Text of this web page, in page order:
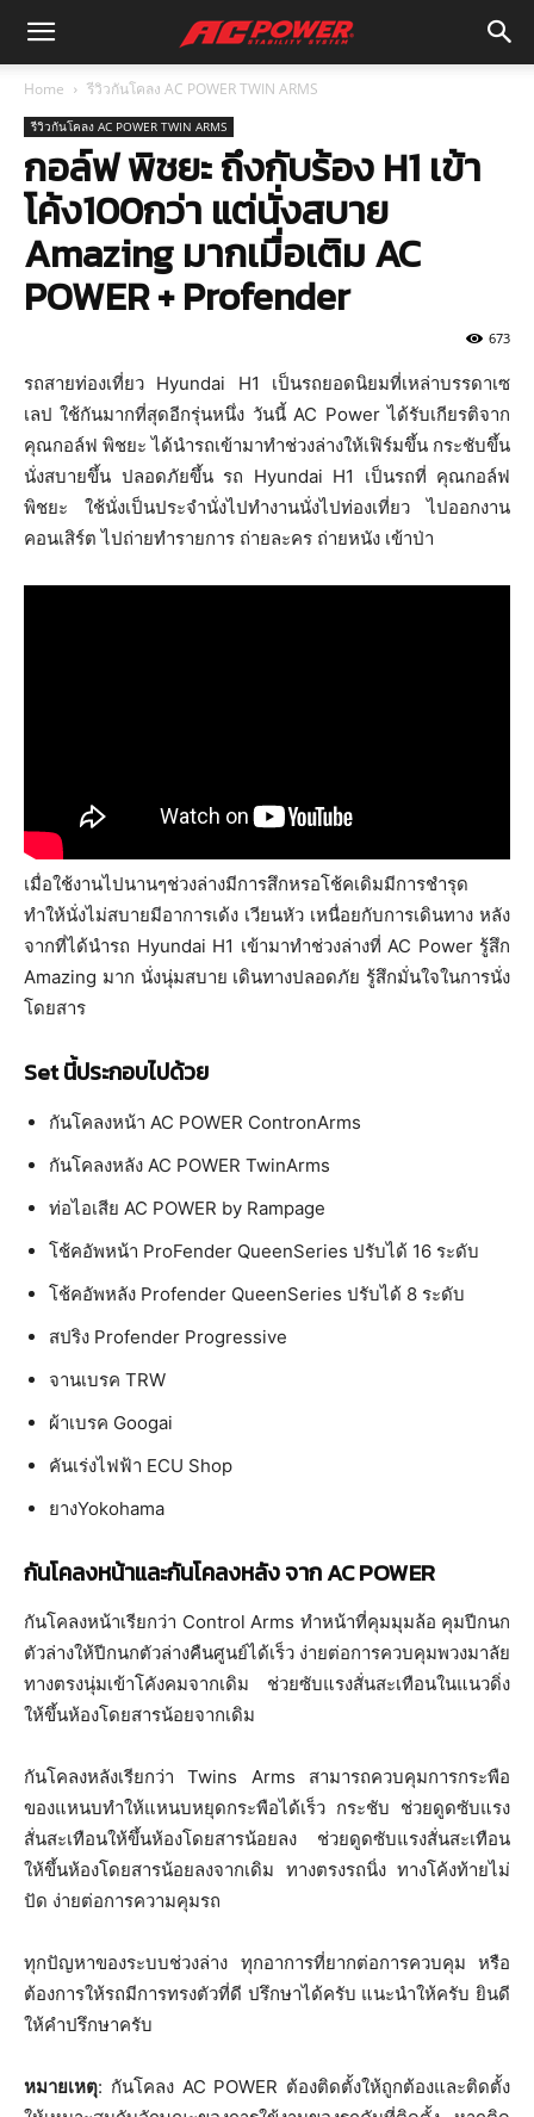
Home รีวิวกันโคลง AC POWER TWIN ARMS
รีวิวกันโคลง AC POWER TWIN ARMS
กอล์ฟ พิชยะ ถึงกับร้อง H1 เข้า
โค้ง100กว่า แต่นั่งสบาย
Amazing มากเมื่อเติม AC
POWER + Profender
673
รถสายท่องเที่ยว Hyundai H1 เป็นรถยอดนิยมที่เหล่าบรรดาเซ
เลป ใช้กันมากที่สุดอีกรุ่นหนึ่ง วันนี้ AC Power ได้รับเกียรติจาก
คุณกอล์ฟ พิชยะ ได้นำรถเข้ามาทำช่วงล่างให้เฟิร์มขึ้น กระชับขึ้น
นั่งสบายขึ้น ปลอดภัยขึ้น รถ Hyundai H1 เป็นรถที่ คุณกอล์ฟ
พิชยะ ใช้นั่งเป็นประจำนั่งไปทำงานนั่งไปท่องเที่ยว ไปออกงาน
คอนเสิร์ต ไปถ่ายทำรายการ ถ่ายละคร ถ่ายหนัง เข้าป่า
เมื่อใช้งานไปนานๆช่วงล่างมีการสึกหรอโช้คเดิมมีการชำรุด
ทำให้นั่งไม่สบายมีอาการเด้ง เวียนหัว เหนื่อยกับการเดินทาง หลัง
จากที่ได้นำรถ Hyundai H1 เข้ามาทำช่วงล่างที่ AC Power รู้สึก
Amazing มาก นั่งนุ่มสบาย เดินทางปลอดภัย รู้สึกมั่นใจในการนั่ง
โดยสาร
Set นี้ประกอบไปด้วย
กันโคลงหน้า AC POWER ContronArms
กันโคลงหลัง AC POWER TwinArms
ท่อไอเสีย AC POWER by Rampage
โช้คอัพหน้า ProFender QueenSeries ปรับได้ 16 ระดับ
โช้คอัพหลัง Profender QueenSeries ปรับได้ 8 ระดับ
สปริง Profender Progressive
จานเบรค TRW
ผ้าเบรค Googai
คันเร่งไฟฟ้า ECU Shop
ยางYokohama
กันโคลงหน้าและกันโคลงหลัง จาก AC POWER
กันโคลงหน้าเรียกว่า Control Arms ทำหน้าที่คุมมุมล้อ คุมปีกนก
ตัวล่างให้ปีกนกตัวล่างคืนศูนย์ได้เร็ว ง่ายต่อการควบคุมพวงมาลัย
ทางตรงนุ่มเข้าโคังคมจากเดิม ช่วยซับแรงสั่นสะเทือนในแนวดิ่ง
ให้ขึ้นห้องโดยสารน้อยจากเดิม
กันโคลงหลังเรียกว่า Twins Arms สามารถควบคุมการกระพือ
ของแหนบทำให้แหนบหยุดกระพือได้เร็ว กระชับ ช่วยดูดซับแรง
สั่นสะเทือนให้ขึ้นห้องโดยสารน้อยลง ช่วยดูดซับแรงสั่นสะเทือน
ให้ขึ้นห้องโดยสารน้อยลงจากเดิม ทางตรงรถนิ่ง ทางโค้งท้ายไม่
ปัด ง่ายต่อการความคุมรถ
ทุกปัญหาของระบบช่วงล่าง ทุกอาการที่ยากต่อการควบคุม หรือ
ต้องการให้รถมีการทรงตัวที่ดี ปรึกษาได้ครับ แนะนำให้ครับ ยินดี
ให้คำปรึกษาครับ
หมายเหตุ: กันโคลง AC POWER ต้องติดตั้งให้ถูกต้องและติดตั้ง